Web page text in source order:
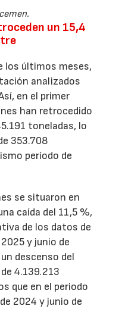
un 15,4
los últimos meses,
analizados
en el primer
han retrocedido
toneladas, lo
353.708
período de
se situaron en
caída del 11,5 %,
de los datos de
y junio de
descenso del
4.139.213
que en el periodo
2024 y junio de